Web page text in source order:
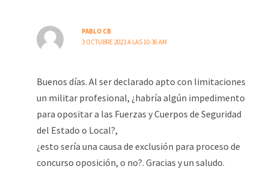
PABLO CB
3 OCTUBRE 2023 A LAS 10:36 AM
Buenos días. Al ser declarado apto con limitaciones
un militar profesional, ¿habría algún impedimento
para opositar a las Fuerzas y Cuerpos de Seguridad
del Estado o Local?,
¿esto sería una causa de exclusión para proceso de
concurso oposición, o no?. Gracias y un saludo.